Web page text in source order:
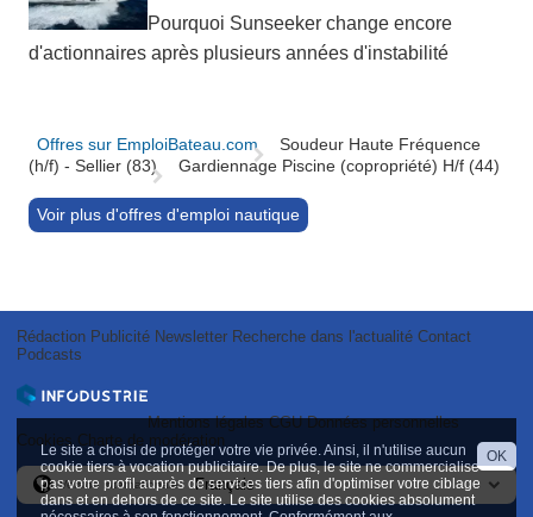
Le site a choisi de protéger votre vie privée. Ainsi, il n'utilise aucun
cookie tiers à vocation publicitaire. De plus, le site ne commercialise
pas votre profil auprès de services tiers afin d'optimiser votre ciblage
dans et en dehors de ce site. Le site utilise des cookies absolument
OK
Pourquoi Sunseeker change encore
d'actionnaires après plusieurs années d'instabilité
Offres sur EmploiBateau.com
Soudeur Haute Fréquence
(h/f) - Sellier (83)
Gardiennage Piscine (copropriété) H/f (44)
Voir plus d'offres d'emploi nautique
Rédaction Publicité Newsletter Recherche dans l'actualité Contact
Podcasts
Mentions légales CGU Données personnelles
Cookies Charte de modération
Version internationale